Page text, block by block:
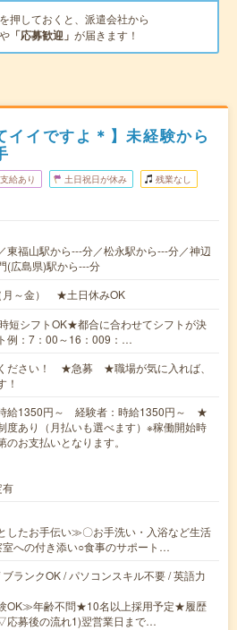
押しておくと、派遣会社から
や 「応募歓迎」 が届きます！
イイですよ＊】未経験から
給あり 土日祝日が休み 残業なし
東福山駅から---分／松永駅から---分／神辺
(広島県)駅から---分
月～金） ★土日休みOK
短シフトOK★都合に合わせてシフトが決
例：7：00～16：009：…
ださい！ ★急募 ★職場が気に入れば、
！
給1350円～ 経験者：時給1350円～ ★
度あり（月払いも選べます）※稼働開始時
お支払いとなります。
有
したお手伝い≫〇お手洗い・入浴など生活
への付き添い○食事のサポート…
ブランクOK / パソコンスキル不要 / 英語力
OK≫年齢不問★10名以上採用予定★履歴
応募後の流れ1)翌営業日まで…